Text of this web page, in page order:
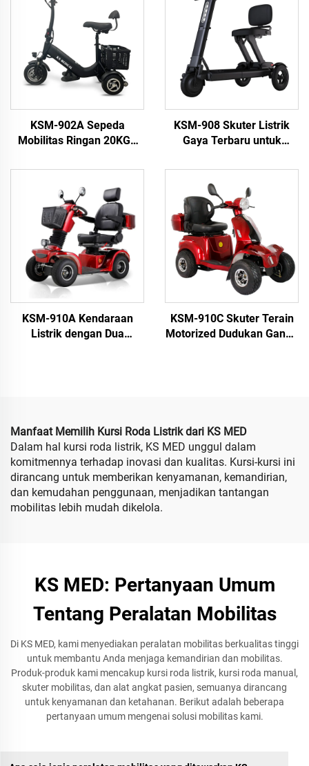
KSM-902A Sepeda
Mobilitas Ringan 20KGS
untuk Perjalanan 3 Roda
untuk Lansia
KSM-908 Skuter Listrik
Gaya Terbaru untuk
Cerdas yang Dapat Dilipat
untuk Orang Disabilitas
KSM-910A Kendaraan
Listrik dengan Dua
KSM-910C Skuter Terain
Motorized Dudukan Ganda
Manfaat Memilih Kursi Roda Listrik dari KS MED
Dalam hal kursi roda listrik, KS MED unggul dalam
komitmennya terhadap inovasi dan kualitas. Kursi-kursi ini
dirancang untuk memberikan kenyamanan, kemandirian,
dan kemudahan penggunaan, menjadikan tantangan
mobilitas lebih mudah dikelola.
KS MED: Pertanyaan Umum
Tentang Peralatan Mobilitas
Di KS MED, kami menyediakan peralatan mobilitas berkualitas tinggi
untuk membantu Anda menjaga kemandirian dan mobilitas.
Produk-produk kami mencakup kursi roda listrik, kursi roda manual,
skuter mobilitas, dan alat angkat pasien, semuanya dirancang
untuk kenyamanan dan ketahanan. Berikut adalah beberapa
pertanyaan umum mengenai solusi mobilitas kami.